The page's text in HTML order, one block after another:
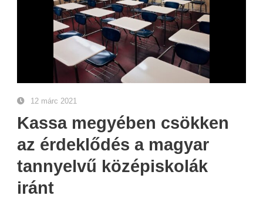
12 márc 2021
Kassa megyében csökken
az érdeklődés a magyar
tannyelvű középiskolák
iránt